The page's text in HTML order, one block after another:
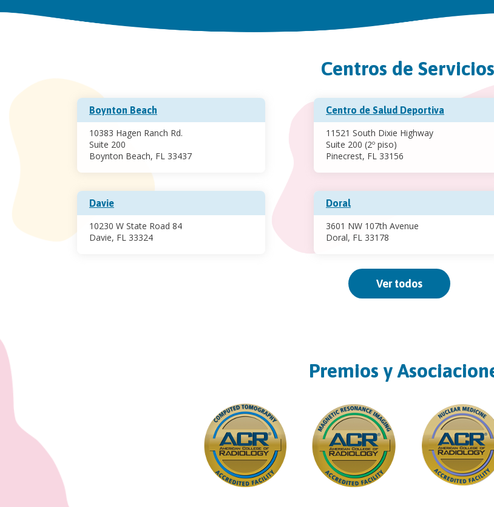
Centros de Servicios
Boynton Beach
10383 Hagen Ranch Rd.
Suite 200
Boynton Beach, FL 33437
Centro de Salud Deportiva
11521 South Dixie Highway
Suite 200 (2º piso)
Pinecrest, FL 33156
Davie
10230 W State Road 84
Davie, FL 33324
Doral
3601 NW 107th Avenue
Doral, FL 33178
Miami Lakes
15025 NW 77 Avenue
Miami Lakes, FL 33014
3915 Biscayne Boulevard
West Bird
11449 SW 40 Street
Miami, FL 33165
Ver todos
Premios y